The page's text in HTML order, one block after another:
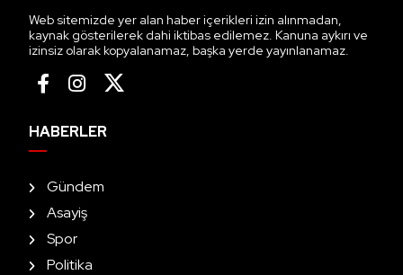
Web sitemizde yer alan haber içerikleri izin alınmadan,
kaynak gösterilerek dahi iktibas edilemez. Kanuna aykırı ve
izinsiz olarak kopyalanamaz, başka yerde yayınlanamaz.
HABERLER
Gündem
Asayiş
Spor
Politika